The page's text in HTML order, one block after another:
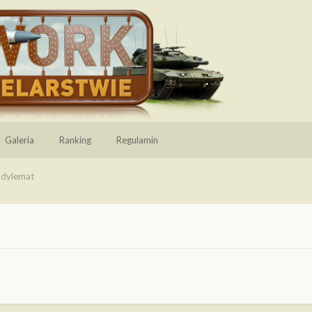
Galeria Ranking Regulamin
dylemat